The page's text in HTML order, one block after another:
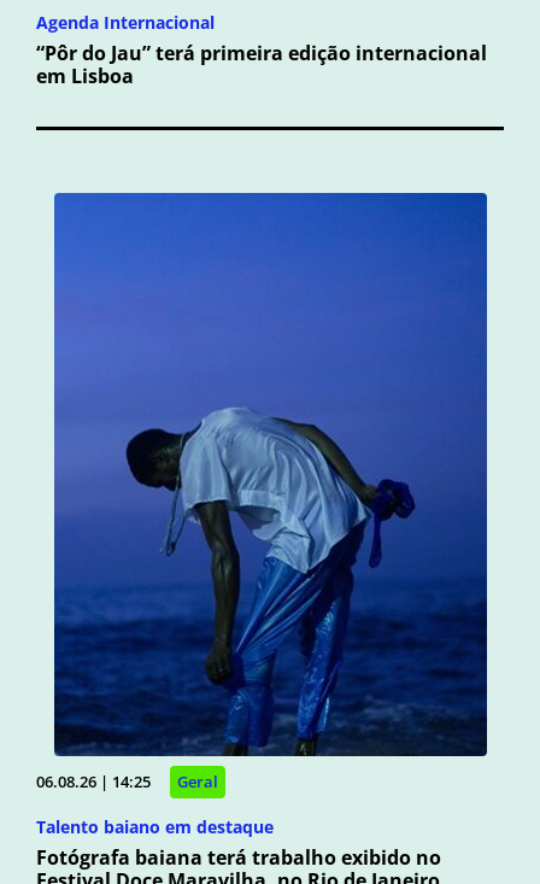
Agenda Internacional
“Pôr do Jau” terá primeira edição internacional
em Lisboa
06.08.26 | 14:25 Geral
Talento baiano em destaque
Fotógrafa baiana terá trabalho exibido no